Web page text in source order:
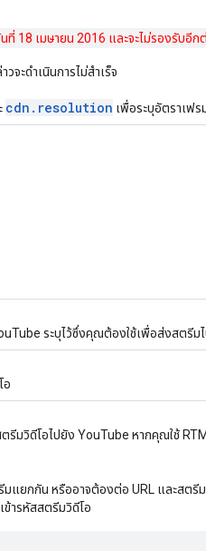
ที่ 18 เมษายน 2016 และจะไม่รองรับอี
ะดำเนินการไม่สำเร็จ
cdn . resolution เพื่อระบุอัตราเฟ
ระบุไว้ซึ่งคุณต้องใช้เพื่อส่งสตรีม
อ
รีมวิดีโอไปยัง YouTube หากคุณใช้
แยกกัน หรืออาจต้องต่อ URL และสตรี
ารหัสสตรีมวิดีโอ